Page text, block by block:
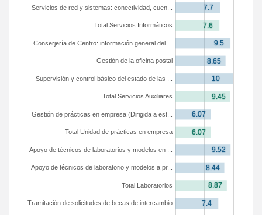
Tramitación de solicitudes de becas de intercambio
Total Laboratorios
Apoyo de técnicos de laboratorio y modelos a pr...
Apoyo de técnicos de laboratorios y modelos en ...
Total Unidad de prácticas en empresa
Gestión de prácticas en empresa (Dirigida a est...
Total Servicios Auxiliares
Supervisión y control básico del estado de las ...
Gestión de la oficina postal
Conserjería de Centro: información general del ...
Total Servicios Informáticos
Servicios de red y sistemas: conectividad, cuen...